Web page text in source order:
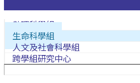
數理科學組
生命科學組
人文及社會科學組
跨學組研究中心